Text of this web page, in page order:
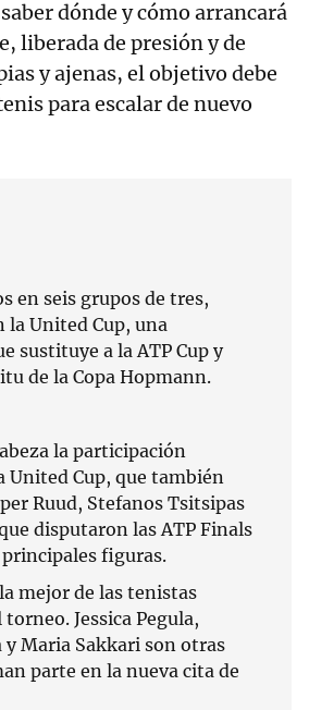
dónde y cómo arrancará
liberada de presión y de
y ajenas, el objetivo debe
para escalar de nuevo
en seis grupos de tres,
la United Cup, una
sustituye a la ATP Cup y
de la Copa Hopmann.
la participación
United Cup, que también
Ruud, Stefanos Tsitsipas
disputaron las ATP Finals
figuras.
mejor de las tenistas
Jessica Pegula,
y Maria Sakkari son otras
parte en la nueva cita de